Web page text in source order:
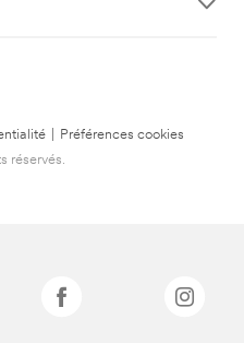
Préférences cookies
réservés.